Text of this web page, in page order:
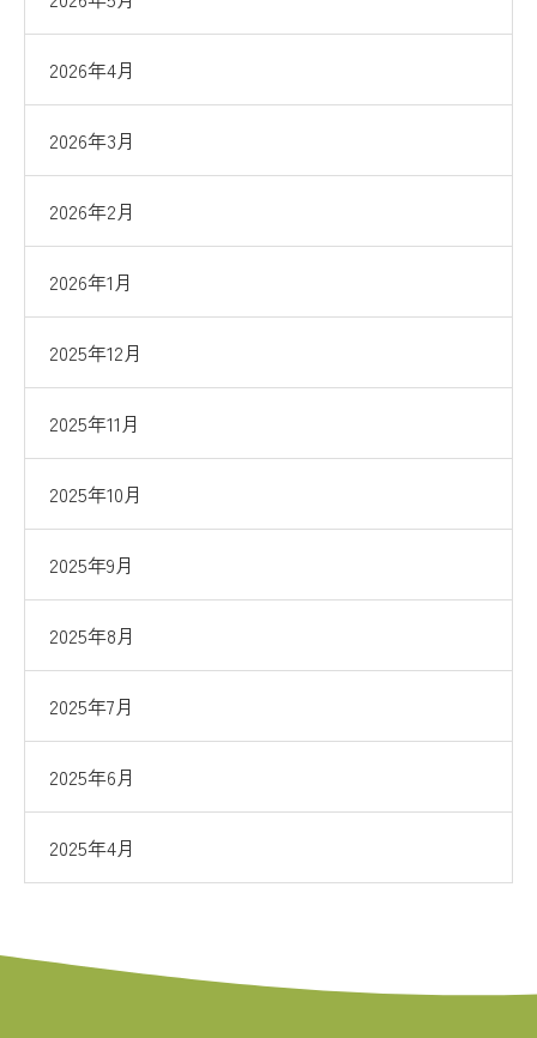
2026年4月
2026年3月
2026年2月
2026年1月
2025年12月
2025年11月
2025年10月
2025年9月
2025年8月
2025年7月
2025年6月
2025年4月